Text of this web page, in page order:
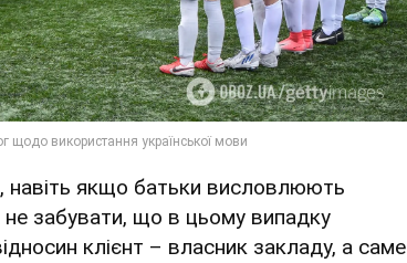
якщо батьки висловлюють
забувати, що в цьому випадку
клієнт – власник закладу, а саме